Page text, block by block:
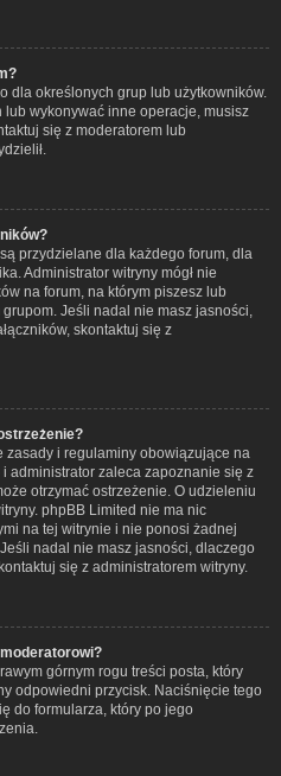
dla określonych grup lub użytkowników.
wykonywać inne operacje, musisz
się z moderatorem lub
przydzielane dla każdego forum, dla
Administrator witryny mógł nie
na forum, na którym piszesz lub
Jeśli nadal nie masz jasności,
skontaktuj się z
zasady i regulaminy obowiązujące na
administrator zaleca zapoznanie się z
otrzymać ostrzeżenie. O udzieleniu
phpBB Limited nie ma nic
na tej witrynie i nie ponosi żadnej
nadal nie masz jasności, dlaczego
się z administratorem witryny.
górnym rogu treści posta, który
odpowiedni przycisk. Naciśnięcie tego
do formularza, który po jego